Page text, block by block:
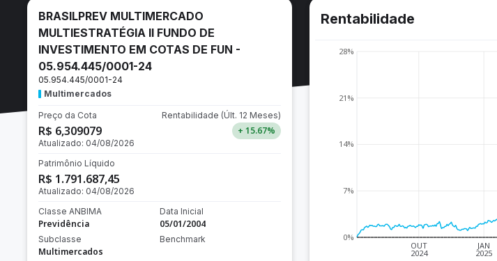
BRASILPREV MULTIMERCADO
MULTIESTRATÉGIA II FUNDO DE
INVESTIMENTO EM COTAS DE FUN -
05.954.445/0001-24
05.954.445/0001-24
Multimercados
Preço da Cota
R$ 6,309079
Atualizado: 04/08/2026
Rentabilidade (Últ. 12 Meses)
+ 15.67%
Patrimônio Líquido
R$ 1.791.687,45
Atualizado: 04/08/2026
Classe ANBIMA
Previdência
Subclasse
Multimercados
Data Inicial
05/01/2004
Benchmark
Rentabilidade
OUT
2024
JAN
2025
0%
7%
14%
21%
28%